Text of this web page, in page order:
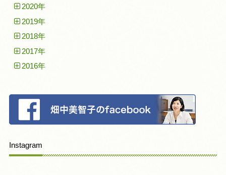
2020年
2019年
2018年
2017年
2016年
Instagram